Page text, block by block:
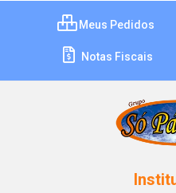
Meus Pedidos
Notas Fiscais